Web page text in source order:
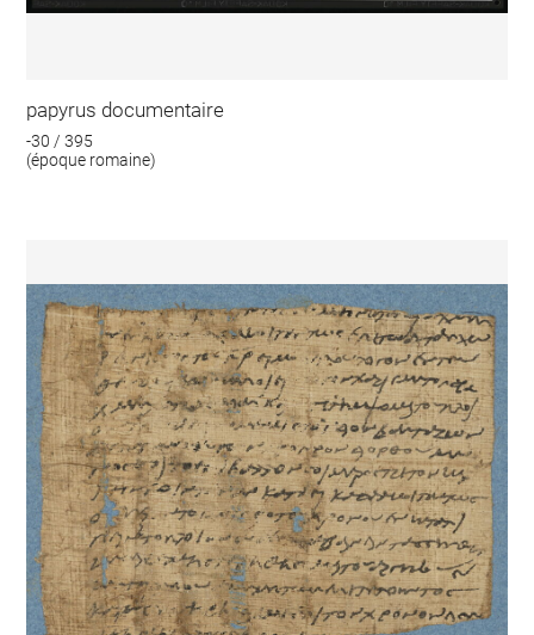
papyrus documentaire
-30 / 395
(époque romaine)